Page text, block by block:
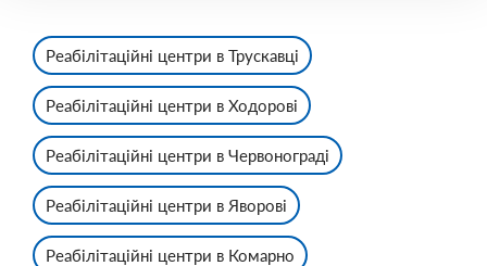
Реабілітаційні центри в Трускавці
Реабілітаційні центри в Ходорові
Реабілітаційні центри в Червонограді
Реабілітаційні центри в Яворові
Реабілітаційні центри в Комарно